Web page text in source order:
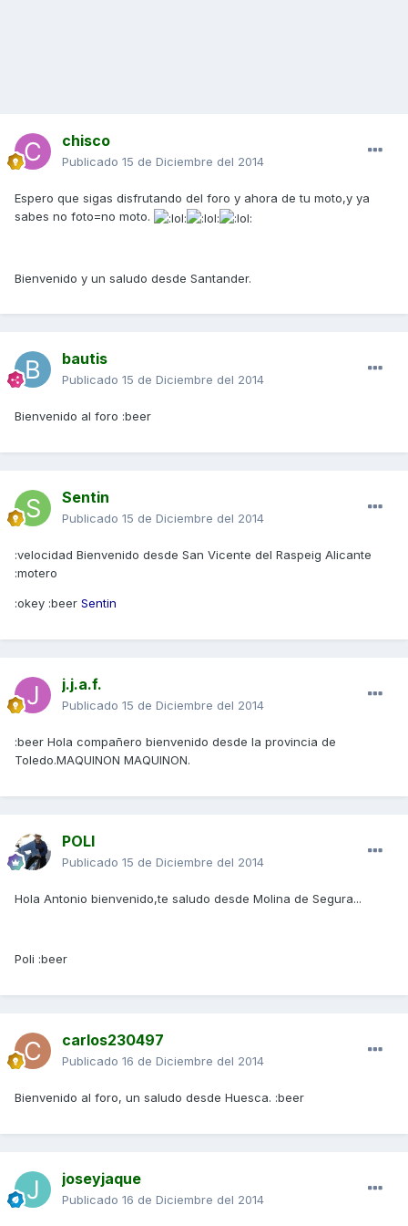
chisco
Publicado 15 de Diciembre del 2014
Espero que sigas disfrutando del foro y ahora de tu moto,y ya
sabes no foto=no moto.
Bienvenido y un saludo desde Santander.
bautis
Publicado 15 de Diciembre del 2014
Bienvenido al foro :beer
Sentin
Publicado 15 de Diciembre del 2014
:velocidad Bienvenido desde San Vicente del Raspeig Alicante
:motero
:okey :beer Sentin
j.j.a.f.
Publicado 15 de Diciembre del 2014
:beer Hola compañero bienvenido desde la provincia de
Toledo.MAQUINON MAQUINON.
POLI
Publicado 15 de Diciembre del 2014
Hola Antonio bienvenido,te saludo desde Molina de Segura...
Poli :beer
carlos230497
Publicado 16 de Diciembre del 2014
Bienvenido al foro, un saludo desde Huesca. :beer
joseyjaque
Publicado 16 de Diciembre del 2014